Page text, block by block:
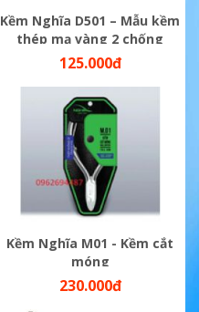
Kềm Nghĩa D501 – Mẫu kềm
thép mạ vàng 2 chống
125.000đ
Kềm Nghĩa M01 - Kềm cắt
móng
230.000đ